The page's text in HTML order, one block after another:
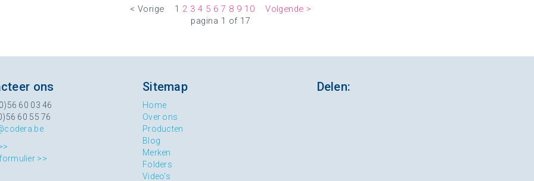
< Vorige 1 2 3 4 5 6 7 8 9 10
Volgende >
pagina 1 of 17
ons
60 03 46
60 55 76
>>
Sitemap
Home
Over ons
Producten
Blog
Merken
Folders
Video's
Delen: